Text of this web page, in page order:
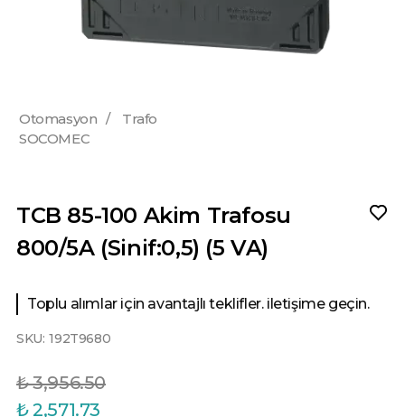
Otomasyon /
Trafo
SOCOMEC
TCB 85-100 Akim Trafosu
800/5A (Sinif:0,5) (5 VA)
Toplu alımlar için avantajlı teklifler. iletişime geçin.
SKU: 192T9680
₺ 3,956.50
₺ 2,571.73